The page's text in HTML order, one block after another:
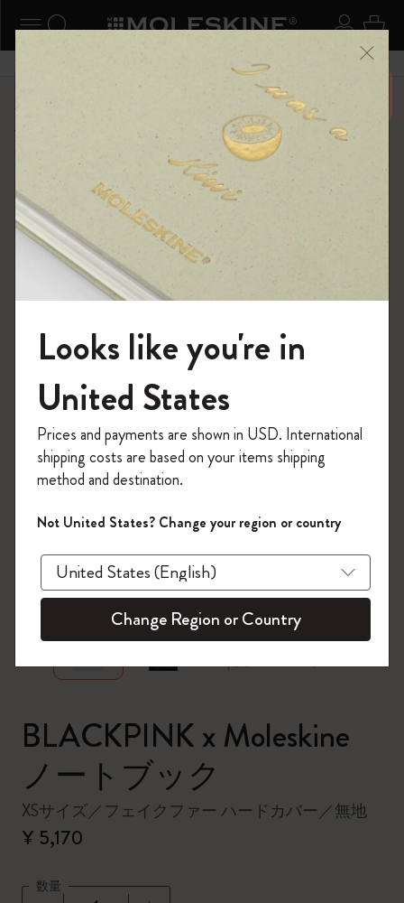
ナビゲーションの切替 ログ
検索 (キーワードなど) カ
6,500円以上のご購入で送料無料 メニ
ーを閉じる
ショップ
BLACKPINK × モレスキン コレクション
zoom.cta
BLACKPINK x Moleskine
ノートブック
XSサイズ／フェイクファー ハードカバー／無地
¥ 5,170
数量
モレスキンの世界へようこそ
「WELCOME10」を入力すると、初回注
文が10%オフ＋送料無料になります。セ
ール・アウトレット品は適用外。
Moleskineアカウントを作成して限定オフ
ァーや会員特典、さらに多くのインスピ
レーションを手に入れましょう。
今すぐ会員登録 !
Looks like you're in
United States
Prices and payments are shown in USD. International
shipping costs are based on your items shipping
method and destination.
Not United States? Change your region or country
Change Region or Country